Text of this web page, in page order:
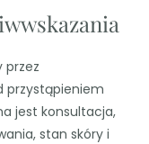
przez
przystąpieniem
jest konsultacja,
stan skóry i